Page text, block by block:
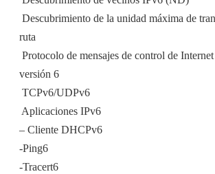
 Descubrimiento de la unidad máxima de
ruta
 Protocolo de mensajes de control de
versión 6
 TCPv6/UDPv6
 Aplicaciones IPv6
– Cliente DHCPv6
-Ping6
-Tracert6